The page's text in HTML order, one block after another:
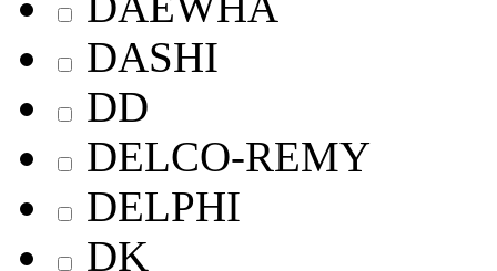
DASHI
DD
DELCO-REMY
DELPHI
DK